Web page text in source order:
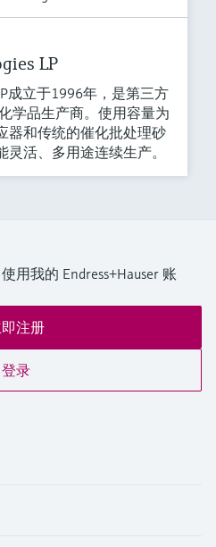
LP
成立于1996年，是第三方
学品生产商。使用容量为
器和传统的催化批处理砂
灵活、多用途连续生产。
用我的 Endress+Hauser 账
注册
登录